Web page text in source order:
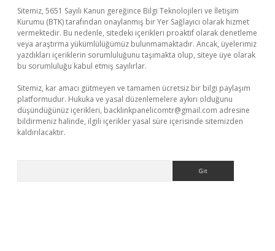
Sitemiz, 5651 Sayılı Kanun gereğince Bilgi Teknolojileri ve İletişim
Kurumu (BTK) tarafından onaylanmış bir Yer Sağlayıcı olarak hizmet
vermektedir. Bu nedenle, sitedeki içerikleri proaktif olarak denetleme
veya araştırma yükümlülüğümüz bulunmamaktadır. Ancak, üyelerimiz
yazdıkları içeriklerin sorumluluğunu taşımakta olup, siteye üye olarak
bu sorumluluğu kabul etmiş sayılırlar.
Sitemiz, kar amacı gütmeyen ve tamamen ücretsiz bir bilgi paylaşım
platformudur. Hukuka ve yasal düzenlemelere aykırı olduğunu
düşündüğünüz içerikleri, backlinkpanelicomtr@gmail.com adresine
bildirmeniz halinde, ilgili içerikler yasal süre içerisinde sitemizden
kaldırılacaktır.